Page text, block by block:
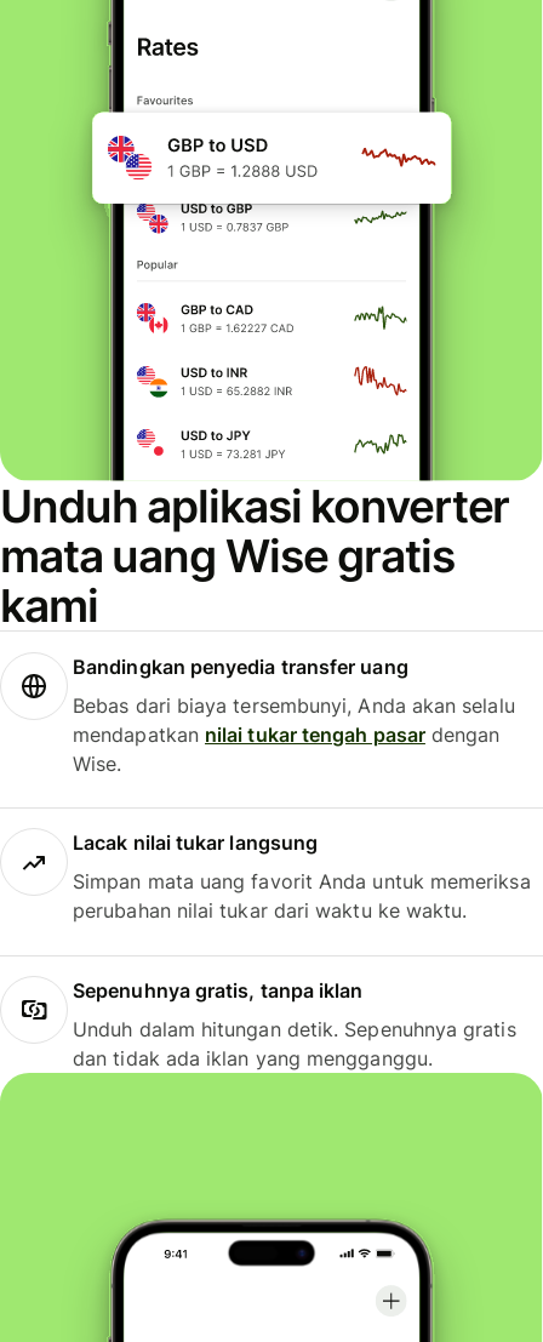
Unduh aplikasi konverter
mata uang Wise gratis
kami
Bandingkan penyedia transfer uang
Bebas dari biaya tersembunyi, Anda akan selalu
mendapatkan nilai tukar tengah pasardengan
Wise.
Lacak nilai tukar langsung
Simpan mata uang favorit Anda untuk memeriksa
perubahan nilai tukar dari waktu ke waktu.
Sepenuhnya gratis, tanpa iklan
Unduh dalam hitungan detik. Sepenuhnya gratis
dan tidak ada iklan yang mengganggu.